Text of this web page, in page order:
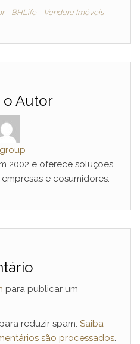
BHLife Vendere Imóveis
o Autor
2002 e oferece soluções
e cosumidores.
para publicar um
reduzir spam. Saiba
são processados.